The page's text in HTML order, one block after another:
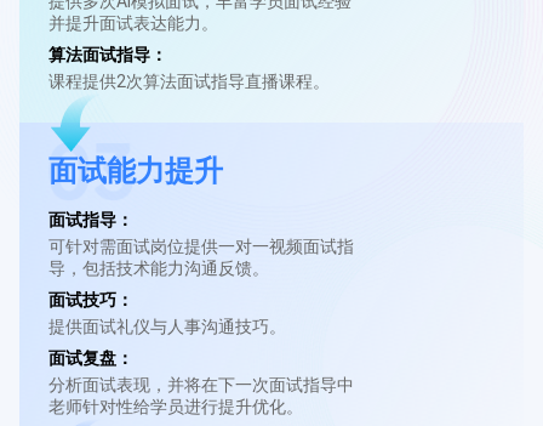
并提升面试表达能力。
算法面试指导：
课程提供2次算法面试指导直播课程。
面试能力提升
面试指导：
可针对需面试岗位提供一对一视频面试指
导，包括技术能力沟通反馈。
面试技巧：
提供面试礼仪与人事沟通技巧。
面试复盘：
分析面试表现，并将在下一次面试指导中
老师针对性给学员进行提升优化。